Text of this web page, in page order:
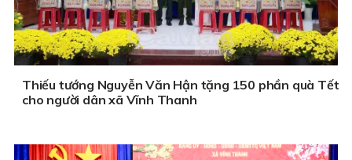
Thiếu tướng Nguyễn Văn Hận tặng 150 phần quà Tết
cho người dân xã Vĩnh Thanh